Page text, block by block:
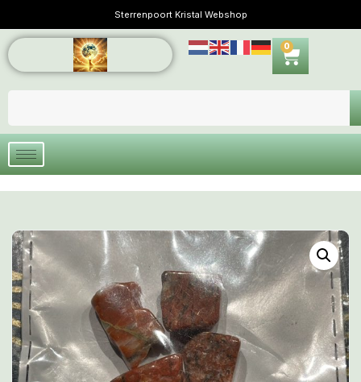
Sterrenpoort Kristal Webshop
0